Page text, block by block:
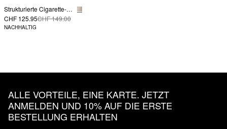
Strukturierte Cigarette-Pants mit Bügelfalten
CHF 125.95CHF 149.00
NACHHALTIG
ALLE VORTEILE, EINE KARTE. JETZT
ANMELDEN UND 10% AUF DIE ERSTE
BESTELLUNG ERHALTEN